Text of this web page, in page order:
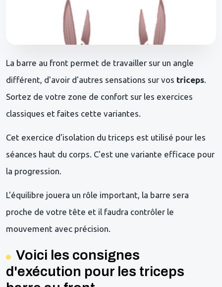
La barre au front permet de travailler sur un angle
différent, d'avoir d'autres sensations sur vos triceps.
Sortez de votre zone de confort sur les exercices
classiques et faites cette variantes.
Cet exercice d'isolation du triceps est utilisé pour les
séances haut du corps. C'est une variante efficace pour
la progression.
L'équilibre jouera un rôle important, la barre sera
proche de votre tête et il faudra contrôler le
mouvement avec précision.
Voici les consignes
d'exécution pour les triceps